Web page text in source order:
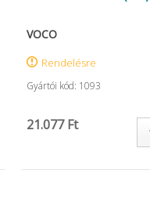
VOCO
Rendelésre
Gyártói kód: 1093
21.077 Ft